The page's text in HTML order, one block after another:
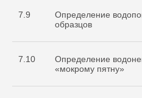
7.9
Определение
образцов
7.10
Определение
«мокрому пятну»